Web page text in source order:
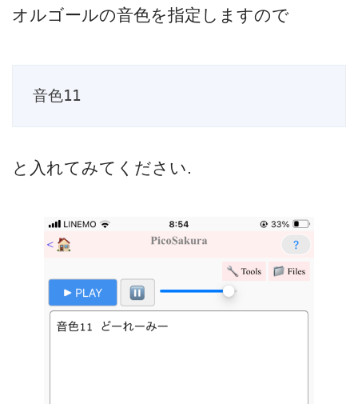
オルゴールの音色を指定しますので
音色11
と入れてみてください.